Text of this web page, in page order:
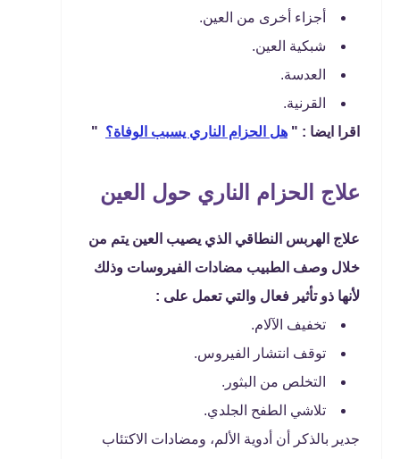
أجزاء أخرى من العين.
شبكية العين.
العدسة.
القرنية.
اقرا ايضا : " هل الحزام الناري يسبب الوفاة؟ "
علاج الحزام الناري حول العين
علاج الهربس النطاقي الذي يصيب العين يتم من
خلال وصف الطبيب مضادات الفيروسات وذلك
لأنها ذو تأثير فعال والتي تعمل على :
تخفيف الآلام.
توقف انتشار الفيروس.
التخلص من البثور.
تلاشي الطفح الجلدي.
جدير بالذكر أن أدوية الألم، ومضادات الاكتئاب